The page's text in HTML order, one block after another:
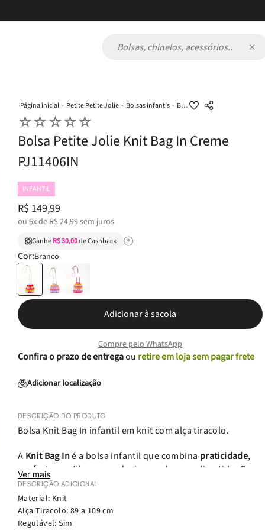
Bolsas, chinelos, acessórios...
Petite Petite Jolie Bolsas Infantis Bolsa Petite Jolie Knit Bag In Creme PJ11406IN
☆☆☆☆☆
Bolsa Petite Jolie Knit Bag In Creme
PJ11406IN
INFANTIL
R$ 149,99
ou 6x de R$ 24,99sem juros
GanheR$ 30,00de Cashback
Cor:Branco
Adicionar à sacola
Compre pelo WhatsApp
Confira o prazo de entregaou retire em loja sem pagar frete
Adicionar localização
DESCRIÇÃO DO PRODUTO
Bolsa Knit Bag In infantil em knit com alça tiracolo.
A Knit Bag Iné a bolsa infantil que combina praticidade,
conforto e estilo em um design moderno e divertido. Com
shape maleável e alça tiracolo ajustável, ela se adapta
facilmente ao corpo da criança, garantindo liberdade de
movimento e uso confortável. O fechamento por
regulagem facilita o acesso aos itens essenciais, enquanto
Ver mais
DESCRIÇÃO ADICIONAL
Material: Knit
Alça Tiracolo: 89 a 109 cm
Regulável: Sim